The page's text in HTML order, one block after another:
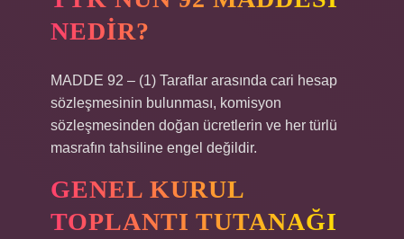
NEDIR?
MADDE 92 – (1) Taraflar arasında cari hesap
sözleşmesinin bulunması, komisyon
sözleşmesinden doğan ücretlerin ve her türlü
masrafın tahsiline engel değildir.
GENEL KURUL
TOPLANTI TUTANAĞI